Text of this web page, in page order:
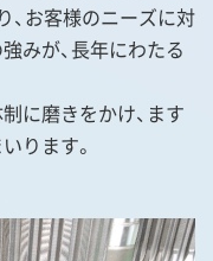
、お客様のニーズに対
みが、長年にわたる
に磨きをかけ、ます
ります。